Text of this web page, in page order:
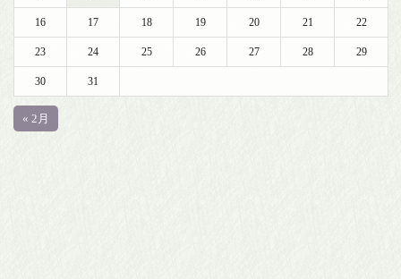
16 17 18 19 20 21 22
23 24 25 26 27 28 29
30 31
« 2月